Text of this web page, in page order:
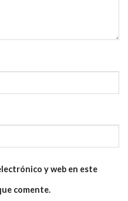
y web en este
comente.